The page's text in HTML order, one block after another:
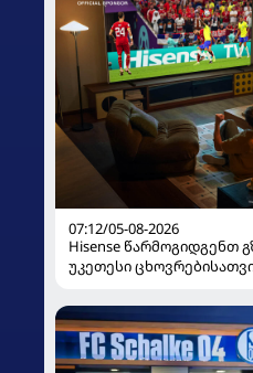
07:12/05-08-2026
Hisense წარმოგიდგენთ
უკეთესი